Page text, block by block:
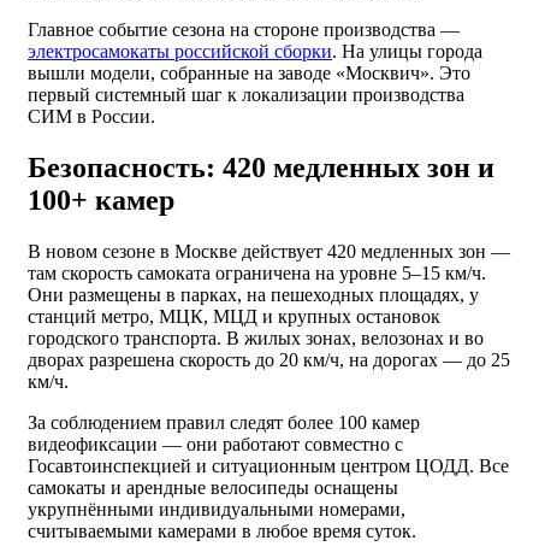
Главное событие сезона на стороне производства —
электросамокаты российской сборки. На улицы города
вышли модели, собранные на заводе «Москвич». Это
первый системный шаг к локализации производства
СИМ в России.
Безопасность: 420 медленных зон и
100+ камер
В новом сезоне в Москве действует 420 медленных зон —
там скорость самоката ограничена на уровне 5–15 км/ч.
Они размещены в парках, на пешеходных площадях, у
станций метро, МЦК, МЦД и крупных остановок
городского транспорта. В жилых зонах, велозонах и во
дворах разрешена скорость до 20 км/ч, на дорогах — до 25
км/ч.
За соблюдением правил следят более 100 камер
видеофиксации — они работают совместно с
Госавтоинспекцией и ситуационным центром ЦОДД. Все
самокаты и арендные велосипеды оснащены
укрупнёнными индивидуальными номерами,
считываемыми камерами в любое время суток.